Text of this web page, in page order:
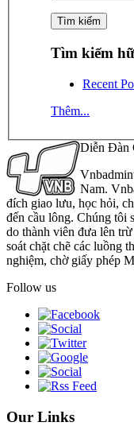
Tìm kiếm
Recent
Thêm...
Diễn Đàn
Nam.
đích giao lưu, học hỏi,
đến cầu lông. Chúng tôi
do thành viên đưa lên
soát chặt chẽ các luồng
nghiệm, chờ giấy phép
Follow us
Our Links